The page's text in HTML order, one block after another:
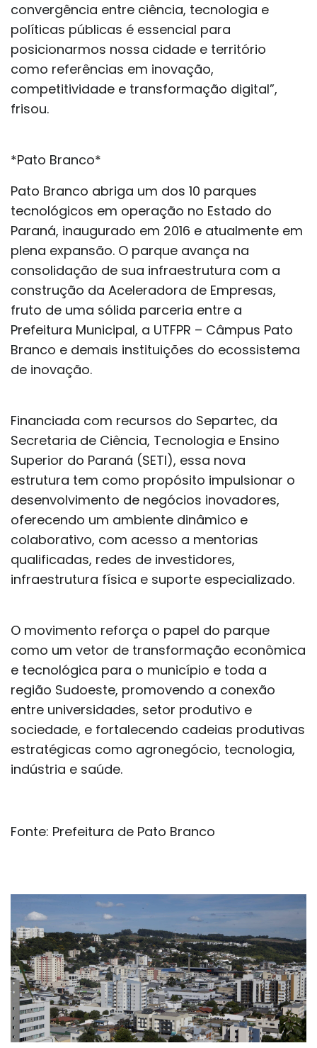
convergência entre ciência, tecnologia e
políticas públicas é essencial para
posicionarmos nossa cidade e território
como referências em inovação,
competitividade e transformação digital”,
frisou.
*Pato Branco*
Pato Branco abriga um dos 10 parques
tecnológicos em operação no Estado do
Paraná, inaugurado em 2016 e atualmente em
plena expansão. O parque avança na
consolidação de sua infraestrutura com a
construção da Aceleradora de Empresas,
fruto de uma sólida parceria entre a
Prefeitura Municipal, a UTFPR – Câmpus Pato
Branco e demais instituições do ecossistema
de inovação.
Financiada com recursos do Separtec, da
Secretaria de Ciência, Tecnologia e Ensino
Superior do Paraná (SETI), essa nova
estrutura tem como propósito impulsionar o
desenvolvimento de negócios inovadores,
oferecendo um ambiente dinâmico e
colaborativo, com acesso a mentorias
qualificadas, redes de investidores,
infraestrutura física e suporte especializado.
O movimento reforça o papel do parque
como um vetor de transformação econômica
e tecnológica para o município e toda a
região Sudoeste, promovendo a conexão
entre universidades, setor produtivo e
sociedade, e fortalecendo cadeias produtivas
estratégicas como agronegócio, tecnologia,
indústria e saúde.
Fonte: Prefeitura de Pato Branco